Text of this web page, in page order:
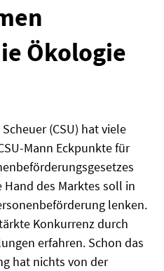
Ökologie
(CSU) hat viele
Mann Eckpunkte für
des Marktes soll in
lenken.
Konkurrenz durch
erfahren. Schon das
hat nichts von der